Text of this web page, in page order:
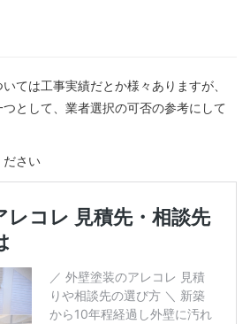
ては工事実績だとか様々ありますが、
として、業者選択の可否の参考にして
ださい